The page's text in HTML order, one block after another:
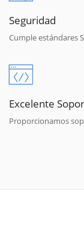
Seguridad
Cumple estándares
Excelente
Proporcionamos